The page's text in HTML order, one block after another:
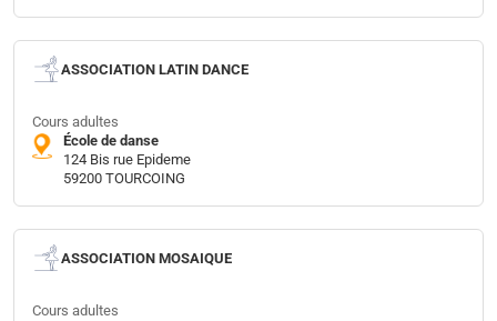
ASSOCIATION LATIN DANCE
Cours adultes
École de danse
124 Bis rue Epideme
59200 TOURCOING
ASSOCIATION MOSAIQUE
Cours adultes